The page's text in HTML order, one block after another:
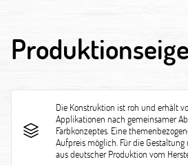
Die Konstruktion ist roh und erhält
Applikationen nach gemeinsamer
Farbkonzeptes. Eine
Aufpreis möglich. Für die
aus deutscher Produktion vom